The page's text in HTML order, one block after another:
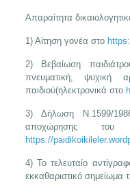
Απαραίτητα
1) Αίτηση γονέα στο
2) Βεβαίωση
πνευματική, ψυχική
παιδιού(ηλεκτρονικά στο
3) Δήλωση Ν.1599/
αποχώρησης του
https://
4) Το τελευταίο
εκκαθαριστικό σημείωμα